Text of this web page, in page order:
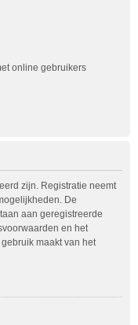
online gebruikers
zijn. Registratie neemt
De
aan geregistreerde
en het
maakt van het